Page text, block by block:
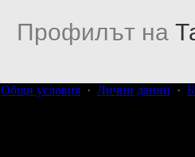
Профилът на
Общи условия · Лични данни ·